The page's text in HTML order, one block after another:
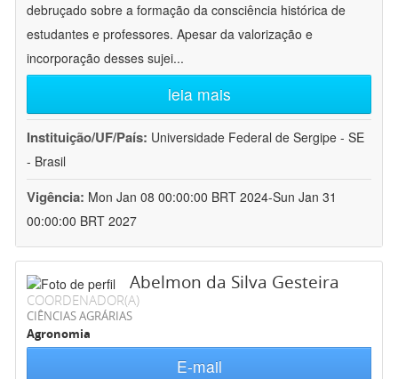
debruçado sobre a formação da consciência histórica de
estudantes e professores. Apesar da valorização e
incorporação desses sujei...
leia mais
Instituição/UF/País: Universidade Federal de Sergipe - SE
- Brasil
Vigência: Mon Jan 08 00:00:00 BRT 2024-Sun Jan 31
00:00:00 BRT 2027
Abelmon da Silva Gesteira
COORDENADOR(A)
CIÊNCIAS AGRÁRIAS
Agronomia
E-mail